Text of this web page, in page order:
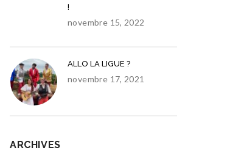
!
novembre 15, 2022
ALLO LA LIGUE ?
novembre 17, 2021
ARCHIVES